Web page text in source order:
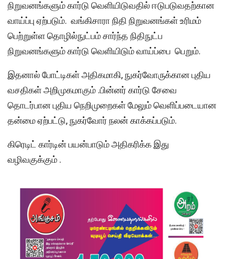
நிறுவனங்களும் கார்டு வெளியிடுவதில் ஈடுபடுவதற்கான
வாய்ப்பு ஏற்படும். வங்கிசாரா நிதி நிறுவனங்கள் உரிமம்
பெற்றுள்ள தொழில்நுட்பம் சார்ந்த நிதிநுட்ப
நிறுவனங்களும் கார்டு வெளியிடும் வாய்ப்பை பெறும்.
இதனால் போட்டிகள் அதிகமாகி, நுகர்வோருக்கான புதிய
வசதிகள் அறிமுகமாகும் .பின்னர் கார்டு சேவை
தொடர்பான புதிய நெறிமுறைகள் மேலும் வெளிப்படையான
தன்மை ஏற்பட்டு, நுகர்வோர் நலன் காக்கப்படும்.
கிரெடிட் கார்டின் பயன்பாடும் அதிகரிக்க இது
வழிவகுக்கும் .